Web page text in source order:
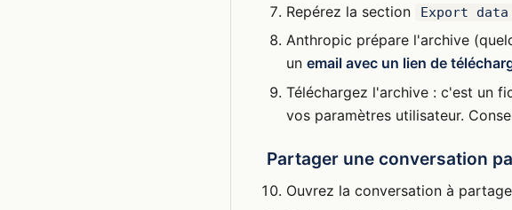
Repérez la section
Export data
Anthropic prépare l'archive
unemail avec un lien de
Téléchargez l'archive : c'est un
vos paramètres utilisateur.
Partager une conversation
Ouvrez la conversation à